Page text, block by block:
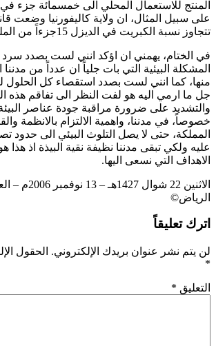
المنتج للاستعمال المحلي الى خمسمائة جزء في
على سبيل المثال، ان ولاية كاليفورنيا وضعت
تتجاوز نسبة الكبريت في الديزل 15جزءاً من المليون.
في الختام، يهمني ان اؤكد انني لست بصدد
المشكلة البيئية التي بات جلياً ان عدداً من مدننا
منها، كما انني لست بصدد استقصاء كل الحلول
جل ما ارمي اليه هو لفت النظر الى تفاقم هذه
والتشديد على ضرورة مراقبة جودة عناصر
خصوصاً، في مدننا، واهمية الالتزام بالانظمة
المملكة، حتى لا يصل التلوث البيئي الى حدود
عليه ولكي تبقى مدننا نظيفة نقية البيذة اذ هذا
الاهداف التي نسعى اليها.
الرياض©
اترك تعليقاً
لن يتم نشر عنوان بريدك الإلكتروني. الحقول
*
التعليق *